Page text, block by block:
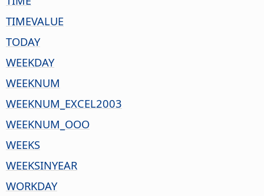
TIMEVALUE
TODAY
WEEKDAY
WEEKNUM
WEEKNUM_EXCEL2003
WEEKNUM_OOO
WEEKS
WEEKSINYEAR
WORKDAY